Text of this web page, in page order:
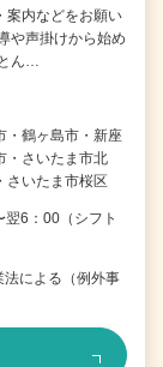
案内などをお願い
や声掛けから始め
ん…
・鶴ヶ島市・新座
・さいたま市北
さいたま市桜区
6：00（シフト
による（例外事